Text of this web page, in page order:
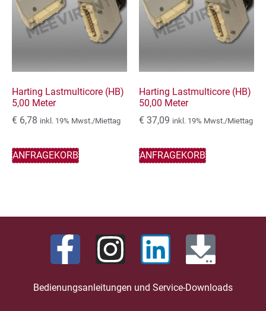
Harting Lastmulticore (HB)
5,00 Meter
€ 6,78 inkl. 19% Mwst./Miettag
ANFRAGEKORB
Harting Lastmulticore (HB)
50,00 Meter
€ 37,09 inkl. 19% Mwst./Miettag
ANFRAGEKORB
Bedienungsanleitungen und Service-Downloads